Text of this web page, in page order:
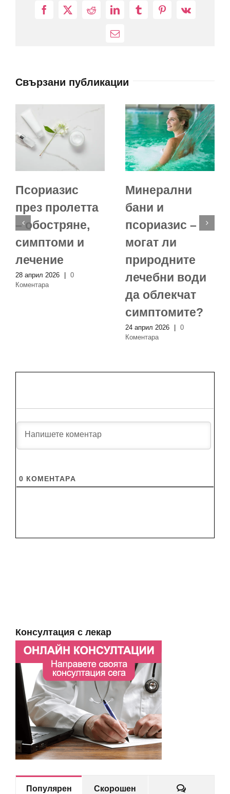
Facebook
X RedditLinkedInTumblrPinterest
Vk
Електронна
Свързани публикации
Псориазис
през пролетта
– обостряне,
симптоми и
лечение
28 април 2026
0
Коментара
Минерални
бани и
псориазис –
могат ли
природните
лечебни води
да облекчат
симптомите?
24 април 2026
0
Коментара
0 КОМЕНТАРA
Консултация с лекар
Популярен Скорошен Коментари